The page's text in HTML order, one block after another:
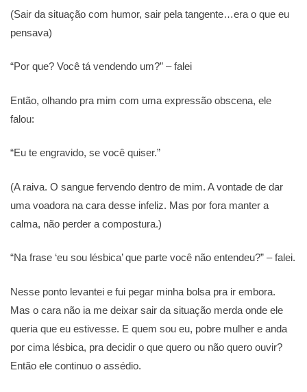
(Sair da situação com humor, sair pela tangente…era o que eu
pensava)
“Por que? Você tá vendendo um?” – falei
Então, olhando pra mim com uma expressão obscena, ele
falou:
“Eu te engravido, se você quiser.”
(A raiva. O sangue fervendo dentro de mim. A vontade de dar
uma voadora na cara desse infeliz. Mas por fora manter a
calma, não perder a compostura.)
“Na frase ‘eu sou lésbica’ que parte você não entendeu?” – falei.
Nesse ponto levantei e fui pegar minha bolsa pra ir embora.
Mas o cara não ia me deixar sair da situação merda onde ele
queria que eu estivesse. E quem sou eu, pobre mulher e anda
por cima lésbica, pra decidir o que quero ou não quero ouvir?
Então ele continuo o assédio.